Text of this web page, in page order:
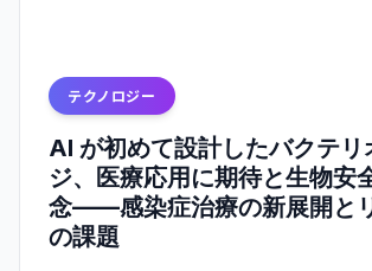
テクノロジー
AI が初めて設計したバクテリ
ジ、医療応用に期待と生物安
念——感染症治療の新展開と
の課題